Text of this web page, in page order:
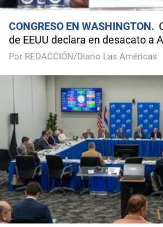
CONGRESO EN WASHINGTON
de EEUU declara en desacato a
Por REDACCIÓN/Diario Las Américas